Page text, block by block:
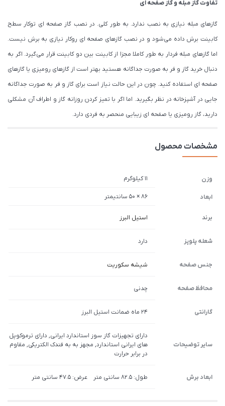
تفاوت گاز مبله و گاز صفحه ای
گازهای مبله نیازی به نصب ندارد. به طور کلی. در نصب گاز صفحه ای توکار سطح
کابینت برش داده می‌شود و در نصب گازهای صفحه ای روکار نیازی به برش نیست.
اما گازهای مبله فردار به طور کاملا مجزا از کابینت بین دو کابینت قرار می‌گیرد. اگر به
دنبال خرید گاز و فر به صورت جداگانه هستید بهتر است از گازهای رومیزی یا گازهای
صفحه ای استفاده کنید. چون در این حالت نیاز است برای گاز و فر به صورت جداگانه
جایی در آشپزخانه در نظر بگیرید. اما اگر با تمیز کردن روزانه گاز و اطراف آن مشکلی
دارید، گاز رومیزی یا صفحه ای زیبایی منحصر به فردی دارد.
مشخصات محصول
وزن 11 کیلوگرم
ابعاد 86 × 50 سانتیمتر
برند استیل البرز
شعله پلوپز دارد
جنس صفحه شیشه سکوریت
محافظ صفحه چدنی
گارانتی 24 ماه ضمانت استیل البرز
سایر توضیحات
دارای تجهیزات گاز سوز استاندارد ایرانی, دارای ترموکوپل
های ایرانی استاندارد, مجهز به به فندک الکتریکی, مقاوم
در برابر حرارت
ابعاد برش طول: 82.5 سانتی متر عرض: 47.5 سانتی متر